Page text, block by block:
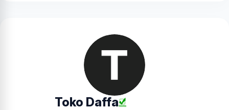
Toko Daffa